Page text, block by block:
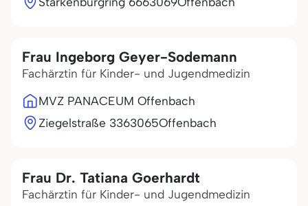
Frau Ingeborg Geyer-Sodemann
Fachärztin für Kinder- und Jugendmedizin
MVZ PANACEUM Offenbach
Ziegelstraße 3363065Offenbach
Frau Dr. Tatiana Goerhardt
Fachärztin für Kinder- und Jugendmedizin